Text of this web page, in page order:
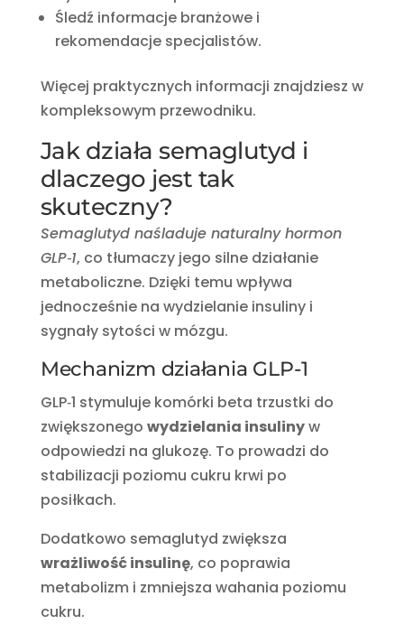
Śledź informacje branżowe i
rekomendacje specjalistów.
Więcej praktycznych informacji znajdziesz w
kompleksowym przewodniku.
Jak działa semaglutyd i
dlaczego jest tak
skuteczny?
Semaglutyd naśladuje naturalny hormon
GLP‑1, co tłumaczy jego silne działanie
metaboliczne. Dzięki temu wpływa
jednocześnie na wydzielanie insuliny i
sygnały sytości w mózgu.
Mechanizm działania GLP-1
GLP‑1 stymuluje komórki beta trzustki do
zwiększonego wydzielania insulinyw
odpowiedzi na glukozę. To prowadzi do
stabilizacji poziomu cukru krwi po
posiłkach.
Dodatkowo semaglutyd zwiększa
wrażliwość insulinę, co poprawia
metabolizm i zmniejsza wahania poziomu
cukru.